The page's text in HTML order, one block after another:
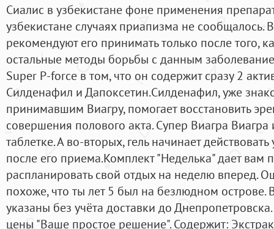
Сиалис в узбекистане фоне применения
узбекистане случаях приапизма не сообщалось.
рекомендуют его принимать только после того,
остальные методы борьбы с данным
Super P-force в том, что он содержит сразу 2
Силденафил и Дапоксетин.Силденафил, уже
принимавшим Виагру, помогает восстановить
совершения полового акта. Супер Виагра
таблетке. А во-вторых, гель начинает
после его приема.Комплект "Неделька" дает вам
распланировать свой отдых на неделю вперед.
похоже, что ты лет 5 был на безлюдном
указаны без учёта доставки до
цены "Ваше простое решение". Содержит: